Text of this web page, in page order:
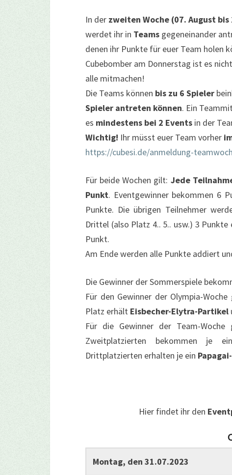
In der zweiten Woche (07. August bis
werdet ihr in Teams gegeneinander
denen ihr Punkte für euer Team holen
Cubebomber am Donnerstag ist es
alle mitmachen!
Die Teams können bis zu 6 Spieler
Spieler antreten können. Ein
es mindestens bei 2 Events in der
Wichtig! Ihr müsst euer Team vorher
https://cubesi.de/anmeldung-
Für beide Wochen gilt: Jede
Punkt. Eventgewinner bekommen 6
Punkte. Die übrigen Teilnehmer
Drittel (also Platz 4.. 5.. usw.) 3
Punkt.
Am Ende werden alle Punkte addiert
Die Gewinner der Sommerspiele
Für den Gewinner der Olympia-
Platz erhält Eisbecher-Elytra-Partikel
Für die Gewinner der Team-
Zweitplatzierten bekommen je
Drittplatzierten erhalten je ein
Hier findet ihr den
Montag, den 31.07.2023